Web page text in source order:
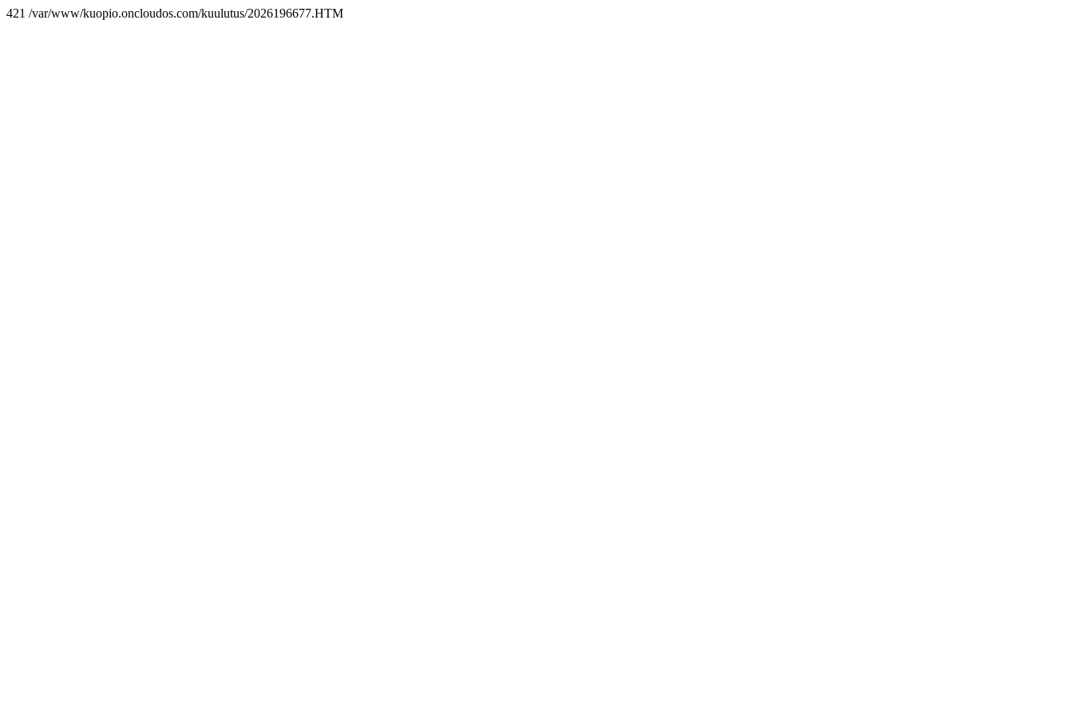
421 /var/www/kuopio.oncloudos.com/kuulutus/2026196677.HTM